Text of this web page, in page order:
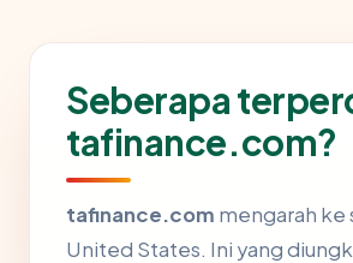
Seberapa
tafinance.com?
tafinance.com mengarah ke
United States. Ini yang